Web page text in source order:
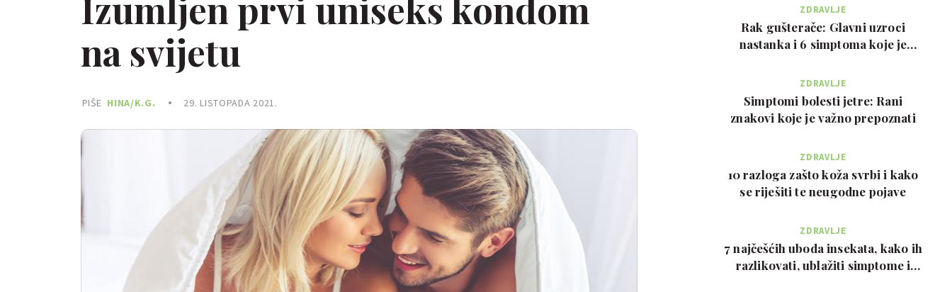
na svijetu
PIŠE HINA/K.G. 29. LISTOPADA 2021.
ZDRAVLJE
Rak gušterače: Glavni uzroci
nastanka i 6 simptoma koje je
ZDRAVLJE
Simptomi bolesti jetre: Rani
znakovi koje je važno prepoznati
ZDRAVLJE
10 razloga zašto koža svrbi i kako
se riješiti te neugodne pojave
ZDRAVLJE
7 najčešćih uboda insekata, kako ih
razlikovati, ublažiti simptome i